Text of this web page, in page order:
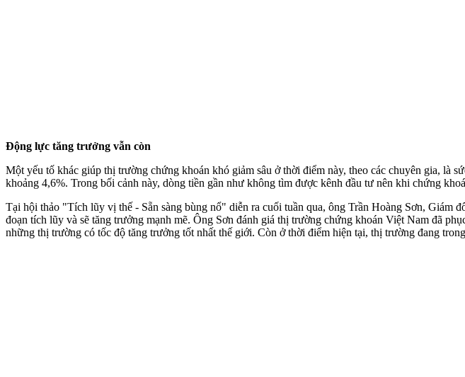
Động lực tăng trưởng vẫn còn
Một yếu tố khác giúp thị trường chứng khoán khó giảm sâu ở thời điểm này, theo các chuyên gia, là
khoảng 4,6%. Trong bối cảnh này, dòng tiền gần như không tìm được kênh đầu tư nên khi chứng
Tại hội thảo "Tích lũy vị thế - Sẵn sàng bùng nổ" diễn ra cuối tuần qua, ông Trần Hoàng Sơn,
đoạn tích lũy và sẽ tăng trưởng mạnh mẽ. Ông Sơn đánh giá thị trường chứng khoán Việt Nam đã
những thị trường có tốc độ tăng trưởng tốt nhất thế giới. Còn ở thời điểm hiện tại, thị trường đang